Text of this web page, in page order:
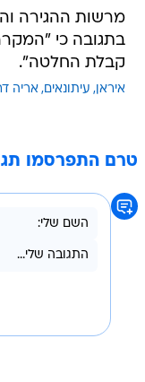
בתגובה כי
קבלת החלטה".
איראן עיתונאים אריה
טרם התפרסמו